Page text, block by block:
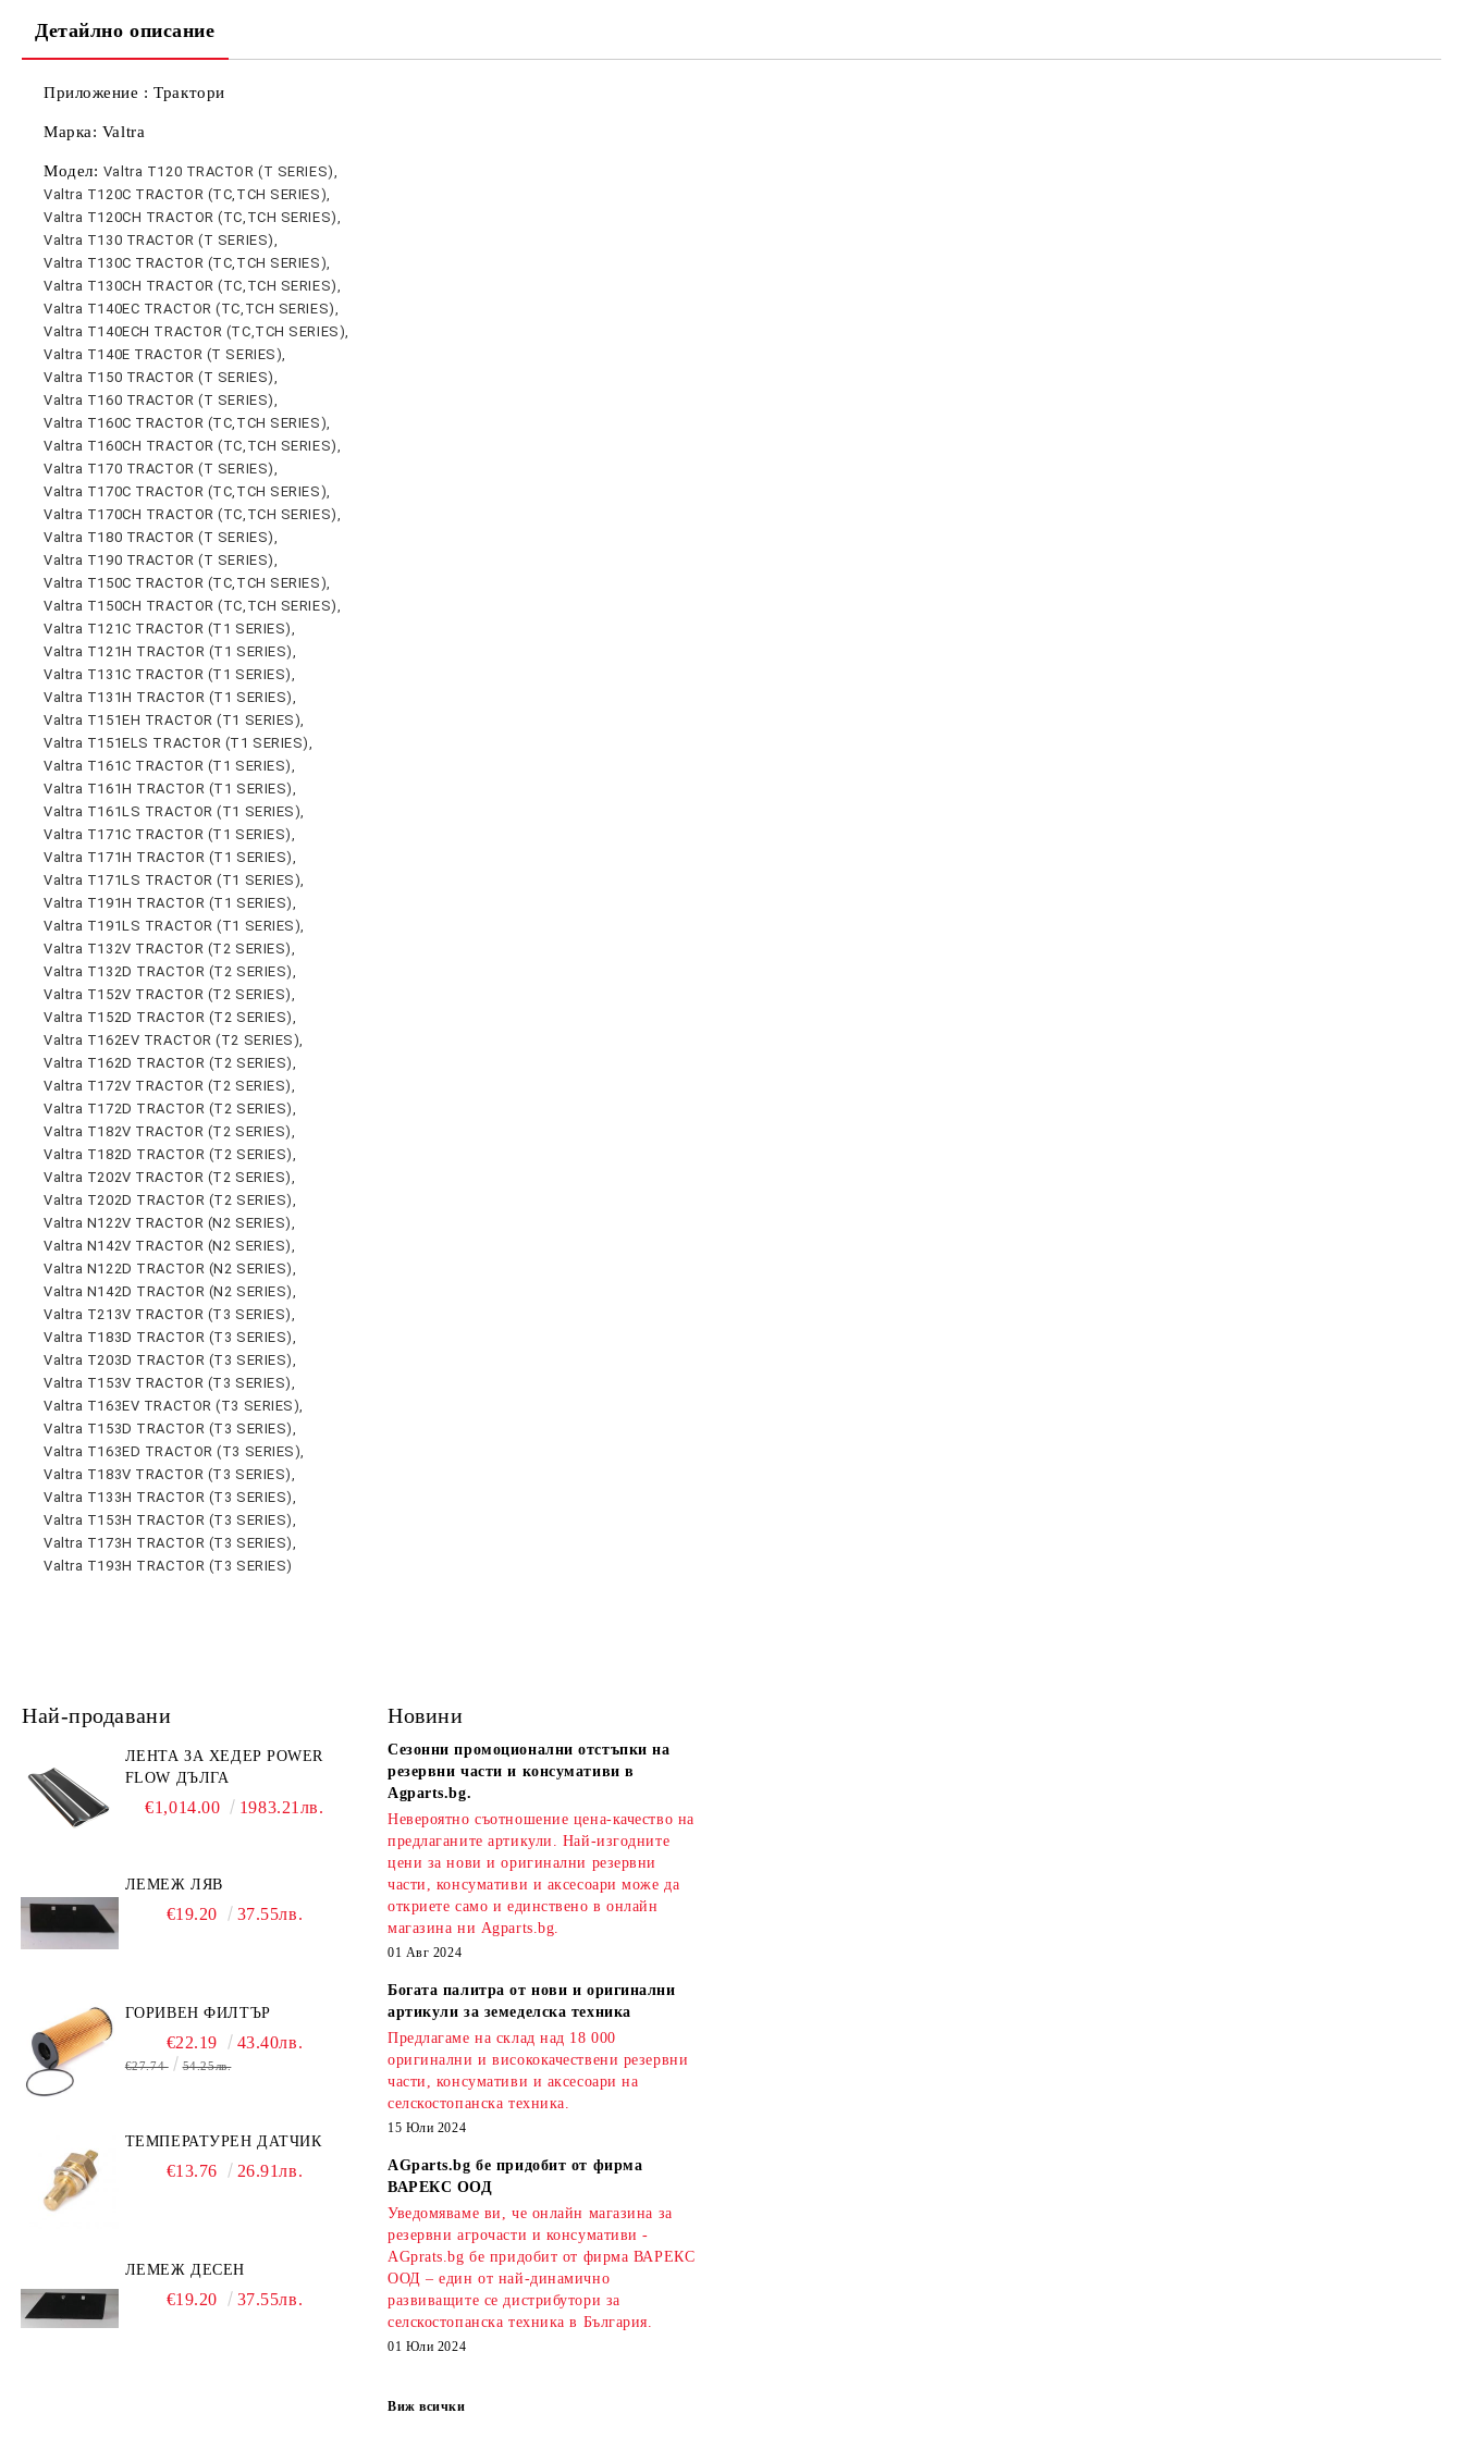
Детайлно описание
Приложение : Трактори
Марка: Valtra
Модел: Valtra T120 TRACTOR (T SERIES),
Valtra T120C TRACTOR (TC,TCH SERIES),
Valtra T120CH TRACTOR (TC,TCH SERIES),
Valtra T130 TRACTOR (T SERIES),
Valtra T130C TRACTOR (TC,TCH SERIES),
Valtra T130CH TRACTOR (TC,TCH SERIES),
Valtra T140EC TRACTOR (TC,TCH SERIES),
Valtra T140ECH TRACTOR (TC,TCH SERIES),
Valtra T140E TRACTOR (T SERIES),
Valtra T150 TRACTOR (T SERIES),
Valtra T160 TRACTOR (T SERIES),
Valtra T160C TRACTOR (TC,TCH SERIES),
Valtra T160CH TRACTOR (TC,TCH SERIES),
Valtra T170 TRACTOR (T SERIES),
Valtra T170C TRACTOR (TC,TCH SERIES),
Valtra T170CH TRACTOR (TC,TCH SERIES),
Valtra T180 TRACTOR (T SERIES),
Valtra T190 TRACTOR (T SERIES),
Valtra T150C TRACTOR (TC,TCH SERIES),
Valtra T150CH TRACTOR (TC,TCH SERIES),
Valtra T121C TRACTOR (T1 SERIES),
Valtra T121H TRACTOR (T1 SERIES),
Valtra T131C TRACTOR (T1 SERIES),
Valtra T131H TRACTOR (T1 SERIES),
Valtra T151EH TRACTOR (T1 SERIES),
Valtra T151ELS TRACTOR (T1 SERIES),
Valtra T161C TRACTOR (T1 SERIES),
Valtra T161H TRACTOR (T1 SERIES),
Valtra T161LS TRACTOR (T1 SERIES),
Valtra T171C TRACTOR (T1 SERIES),
Valtra T171H TRACTOR (T1 SERIES),
Valtra T171LS TRACTOR (T1 SERIES),
Valtra T191H TRACTOR (T1 SERIES),
Valtra T191LS TRACTOR (T1 SERIES),
Valtra T132V TRACTOR (T2 SERIES),
Valtra T132D TRACTOR (T2 SERIES),
Valtra T152V TRACTOR (T2 SERIES),
Valtra T152D TRACTOR (T2 SERIES),
Valtra T162EV TRACTOR (T2 SERIES),
Valtra T162D TRACTOR (T2 SERIES),
Valtra T172V TRACTOR (T2 SERIES),
Valtra T172D TRACTOR (T2 SERIES),
Valtra T182V TRACTOR (T2 SERIES),
Valtra T182D TRACTOR (T2 SERIES),
Valtra T202V TRACTOR (T2 SERIES),
Valtra T202D TRACTOR (T2 SERIES),
Valtra N122V TRACTOR (N2 SERIES),
Valtra N142V TRACTOR (N2 SERIES),
Valtra N122D TRACTOR (N2 SERIES),
Valtra N142D TRACTOR (N2 SERIES),
Valtra T213V TRACTOR (T3 SERIES),
Valtra T183D TRACTOR (T3 SERIES),
Valtra T203D TRACTOR (T3 SERIES),
Valtra T153V TRACTOR (T3 SERIES),
Valtra T163EV TRACTOR (T3 SERIES),
Valtra T153D TRACTOR (T3 SERIES),
Valtra T163ED TRACTOR (T3 SERIES),
Valtra T183V TRACTOR (T3 SERIES),
Valtra T133H TRACTOR (T3 SERIES),
Valtra T153H TRACTOR (T3 SERIES),
Valtra T173H TRACTOR (T3 SERIES),
Valtra T193H TRACTOR (T3 SERIES)
Най-продавани
ЛЕНТА ЗА ХЕДЕР POWER
FLOW ДЪЛГА
€1,014.00 1983.21лв.
ЛЕМЕЖ ЛЯВ
€19.20 37.55лв.
ГОРИВЕН ФИЛТЪР
€22.19 43.40лв.
€27.74 54.25лв.
ТЕМПЕРАТУРЕН ДАТЧИК
€13.76 26.91лв.
ЛЕМЕЖ ДЕСЕН
€19.20 37.55лв.
Новини
Сезонни промоционални отстъпки на
резервни части и консумативи в
Agparts.bg.
Невероятно съотношение цена-качество на
предлаганите артикули. Най-изгодните
цени за нови и оригинални резервни
части, консумативи и аксесоари може да
откриете само и единствено в онлайн
магазина ни Agparts.bg.
01 Авг 2024
Богата палитра от нови и оригинални
артикули за земеделска техника
Предлагаме на склад над 18 000
оригинални и висококачествени резервни
части, консумативи и аксесоари на
селскостопанска техника.
15 Юли 2024
AGparts.bg бе придобит от фирма
ВАРЕКС ООД
Уведомяваме ви, че онлайн магазина за
резервни агрочасти и консумативи -
AGprats.bg бе придобит от фирма ВАРЕКС
ООД – един от най-динамично
развиващите се дистрибутори за
селскостопанска техника в България.
01 Юли 2024
Виж всички